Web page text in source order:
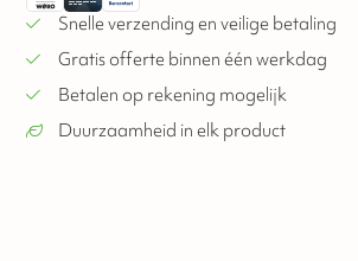
Snelle verzending en veilige betaling
Gratis offerte binnen één werkdag
Betalen op rekening mogelijk
Duurzaamheid in elk product